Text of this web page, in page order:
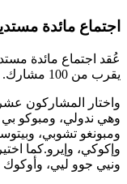
اجتماع مائدة
يقرب من 100 مشارك.
واختار المشاركون
وهي ندولي، ومبوكو
ومبونغو تشوبي،
وإكوكي، وإيرو.كما
ونيي جوو ليي، وأوكوك